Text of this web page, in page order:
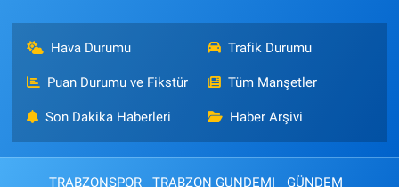
Hava Durumu Trafik Durumu
Puan Durumu ve Fikstür Tüm Manşetler
Son Dakika Haberleri Haber Arşivi
TRABZONSPOR TRABZON GUNDEMI GÜNDEM